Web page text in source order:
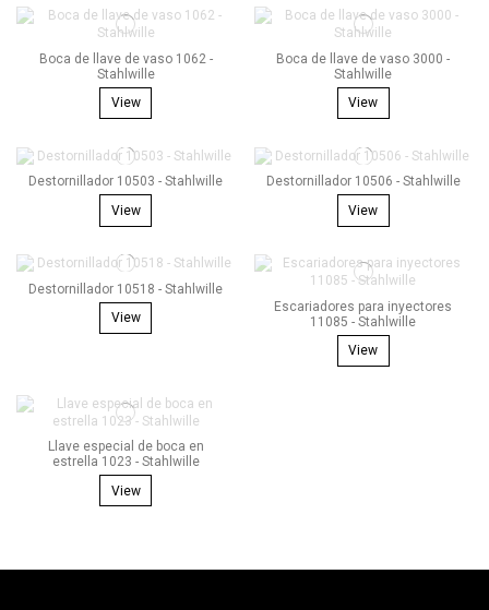
Boca de llave de vaso 1062 -
Stahlwille
View
Boca de llave de vaso 3000 -
Stahlwille
View
Destornillador 10503 - Stahlwille
View
Destornillador 10506 - Stahlwille
View
Destornillador 10518 - Stahlwille
View
Escariadores para inyectores
11085 - Stahlwille
View
Llave especial de boca en
estrella 1023 - Stahlwille
View